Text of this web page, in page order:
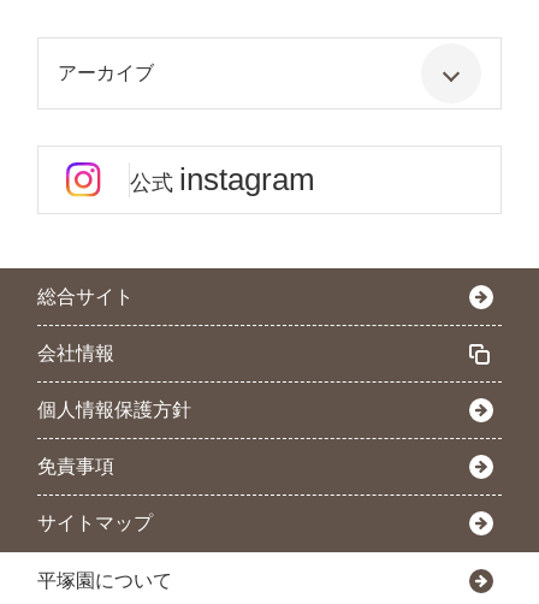
アーカイブ
公式 instagram
総合サイト
会社情報
個人情報保護方針
免責事項
サイトマップ
平塚園について